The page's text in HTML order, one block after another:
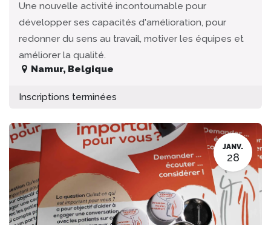
Une nouvelle activité incontournable pour
développer ses capacités d'amélioration, pour
redonner du sens au travail, motiver les équipes et
améliorer la qualité.
Namur, Belgique
Inscriptions terminées
JANV.
28